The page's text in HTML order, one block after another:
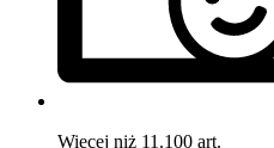
Więcej niż 11.100 art.